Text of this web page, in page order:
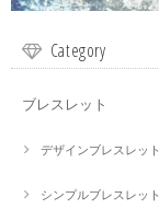
Category
ブレスレット
デザインブレスレット
シンプルブレスレット